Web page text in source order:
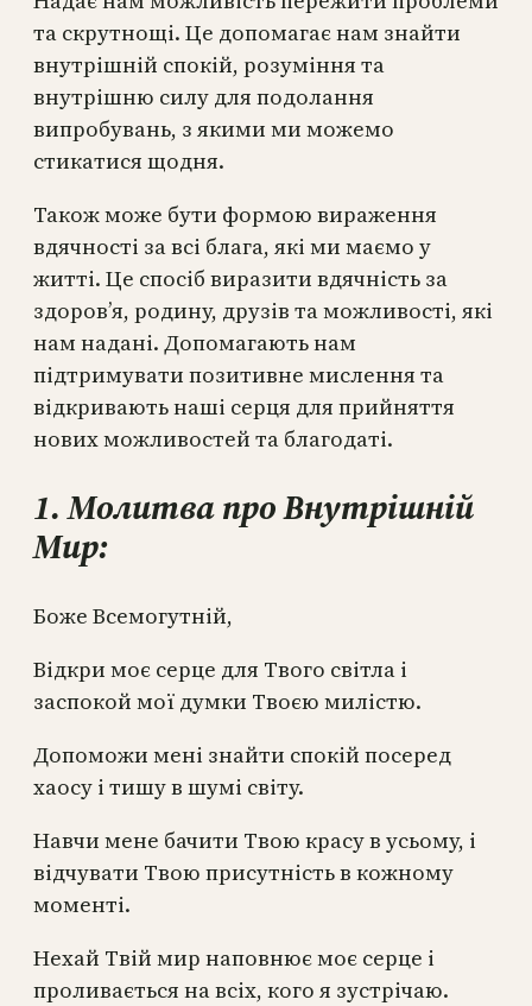
та скрутнощі. Це допомагає нам знайти
внутрішній спокій, розуміння та
внутрішню силу для подолання
випробувань, з якими ми можемо
стикатися щодня.
Також може бути формою вираження
вдячності за всі блага, які ми маємо у
житті. Це спосіб виразити вдячність за
здоров’я, родину, друзів та можливості, які
нам надані. Допомагають нам
підтримувати позитивне мислення та
відкривають наші серця для прийняття
нових можливостей та благодаті.
1. Молитва про Внутрішній
Мир:
Боже Всемогутній,
Відкри моє серце для Твого світла і
заспокой мої думки Твоєю милістю.
Допоможи мені знайти спокій посеред
хаосу і тишу в шумі світу.
Навчи мене бачити Твою красу в усьому, і
відчувати Твою присутність в кожному
моменті.
Нехай Твій мир наповнює моє серце і
проливається на всіх, кого я зустрічаю.